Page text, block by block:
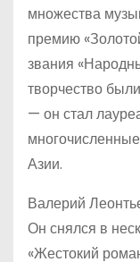
множества
премию
звания
творчество
— он стал
Азии.
Валерий
Он снялся в
«Жестокий